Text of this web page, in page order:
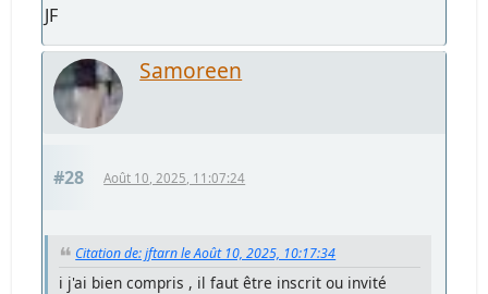
JF
Samoreen
#28 Août 10, 2025, 11:07:24
Citation de: jftarn le Août 10, 2025, 10:17:34
i j'ai bien compris , il faut être inscrit ou invité